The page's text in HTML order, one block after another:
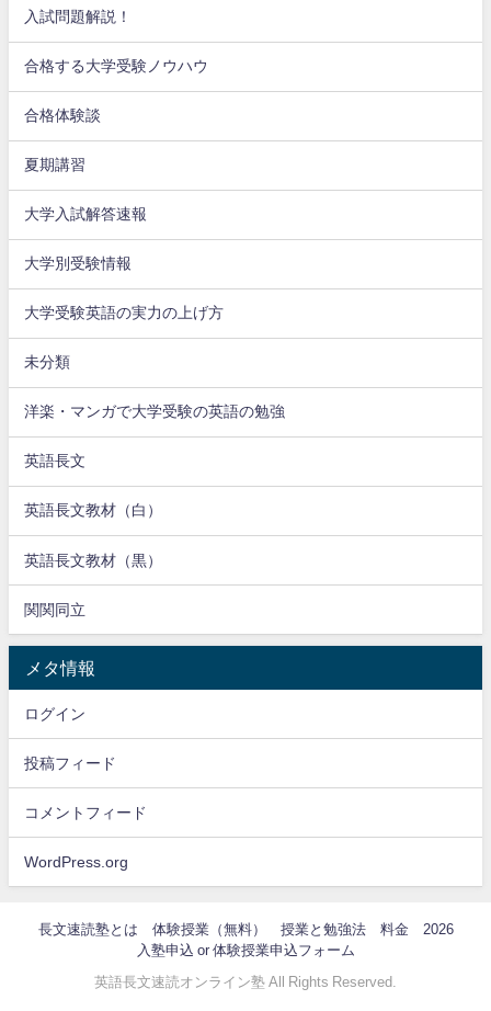
入試問題解説！
合格する大学受験ノウハウ
合格体験談
夏期講習
大学入試解答速報
大学別受験情報
大学受験英語の実力の上げ方
未分類
洋楽・マンガで大学受験の英語の勉強
英語長文
英語長文教材（白）
英語長文教材（黒）
関関同立
メタ情報
ログイン
投稿フィード
コメントフィード
WordPress.org
長文速読塾とは 体験授業（無料） 授業と勉強法
料金 2026
入塾申込 or 体験授業申込フォーム
英語長文速読オンライン塾 All Rights Reserved.